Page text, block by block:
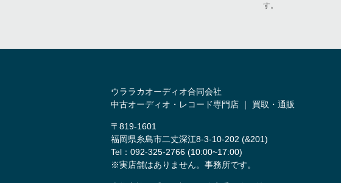
す。
ウララカオーディオ合同会社
中古オーディオ・レコード専門店 ｜ 買取・通販
〒819-1601
福岡県糸島市二丈深江8-3-10-202 (&201)
Tel：092-325-2766 (10:00~17:00)
※実店舗はありません。事務所です。